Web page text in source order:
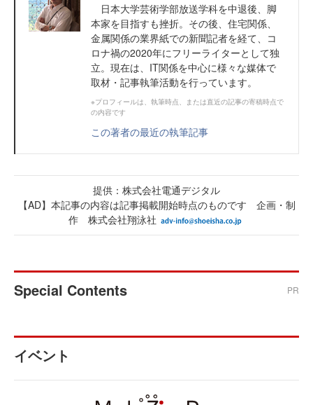
日本大学芸術学部放送学科を中退後、脚
本家を目指すも挫折。その後、住宅関係、
金属関係の業界紙での新聞記者を経て、コ
ロナ禍の2020年にフリーライターとして独
立。現在は、IT関係を中心に様々な媒体で
取材・記事執筆活動を行っています。
※プロフィールは、執筆時点、または直近の記事の寄稿時点で
の内容です
この著者の最近の執筆記事
提供：株式会社電通デジタル
【AD】本記事の内容は記事掲載開始時点のものです 企画・制
作 株式会社翔泳社
Special Contents PR
イベント